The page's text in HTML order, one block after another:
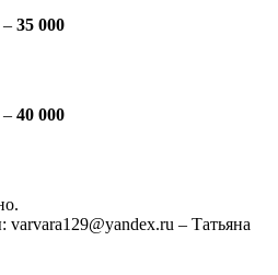
– 35 000
– 40 000
varvara129@yandex.ru – Татьяна